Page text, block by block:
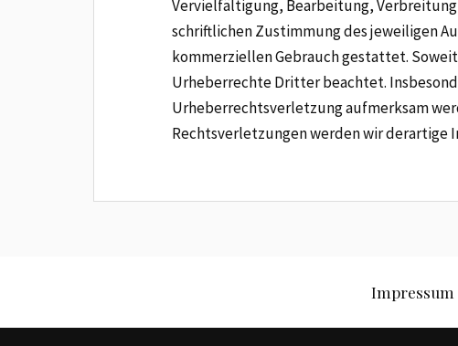
Vervielfältigung, Bearbeitung,
schriftlichen Zustimmung des jeweiligen
kommerziellen Gebrauch gestattet.
Urheberrechte Dritter beachtet.
Urheberrechtsverletzung aufmerksam
Rechtsverletzungen werden wir derartige
Impressum